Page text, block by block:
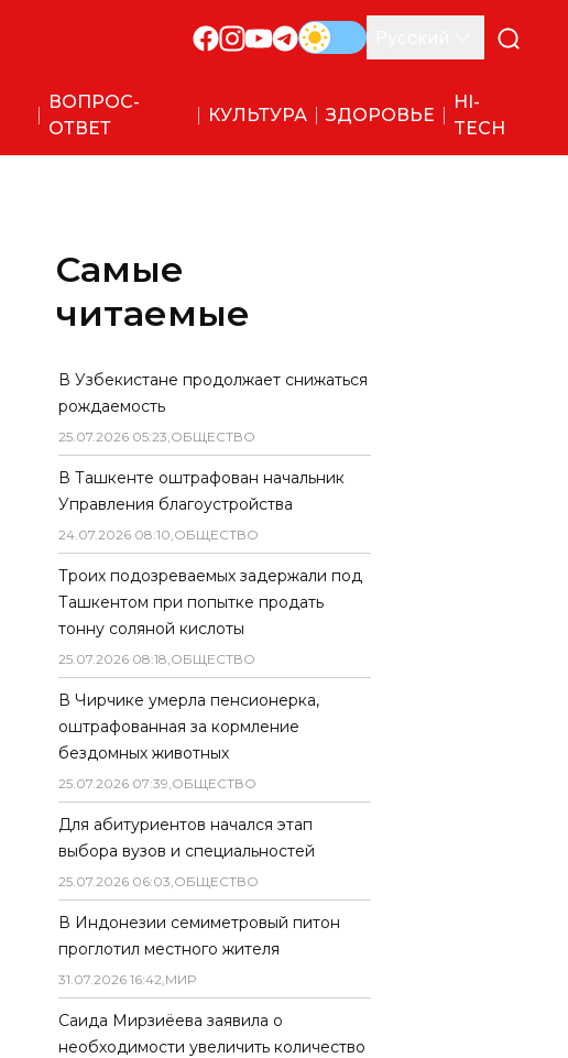
ВОПРОС-
ОТВЕТ
КУЛЬТУРА ЗДОРОВЬЕ
HI-
TECH
Самые
читаемые
В Узбекистане продолжает снижаться
рождаемость
25.07.2026 05:23,ОБЩЕСТВО
В Ташкенте оштрафован начальник
Управления благоустройства
24.07.2026 08:10,ОБЩЕСТВО
Троих подозреваемых задержали под
Ташкентом при попытке продать
тонну соляной кислоты
25.07.2026 08:18,ОБЩЕСТВО
В Чирчике умерла пенсионерка,
оштрафованная за кормление
бездомных животных
25.07.2026 07:39,ОБЩЕСТВО
Для абитуриентов начался этап
выбора вузов и специальностей
25.07.2026 06:03,ОБЩЕСТВО
В Индонезии семиметровый питон
проглотил местного жителя
31.07.2026 16:42,МИР
Саида Мирзиёева заявила о
необходимости увеличить количество